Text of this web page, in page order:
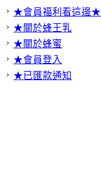
★會員福利看這邊★
★關於蜂王乳
★關於蜂蜜
★會員登入
★已匯款通知